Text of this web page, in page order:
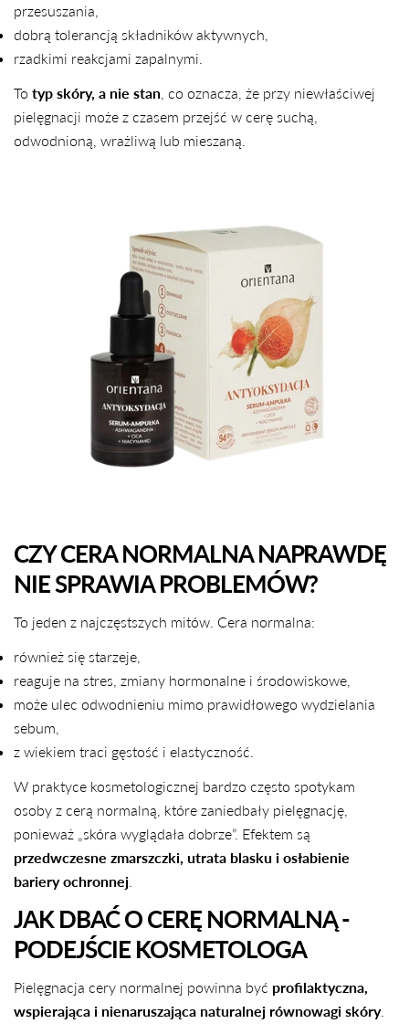
przesuszania,
dobrą tolerancją składników aktywnych,
rzadkimi reakcjami zapalnymi.
To typ skóry, a nie stan , co oznacza, że przy niewłaściwej
pielęgnacji może z czasem przejść w cerę suchą,
odwodnioną, wrażliwą lub mieszaną.
CZY CERA NORMALNA NAPRAWDĘ
NIE SPRAWIA PROBLEMÓW?
To jeden z najczęstszych mitów. Cera normalna:
również się starzeje,
reaguje na stres, zmiany hormonalne i środowiskowe,
może ulec odwodnieniu mimo prawidłowego wydzielania
sebum,
z wiekiem traci gęstość i elastyczność.
W praktyce kosmetologicznej bardzo często spotykam
osoby z cerą normalną, które zaniedbały pielęgnację,
ponieważ „skóra wyglądała dobrze”. Efektem są
przedwczesne zmarszczki, utrata blasku i osłabienie
bariery ochronnej
JAK DBAĆ O CERĘ NORMALNĄ -
PODEJŚCIE KOSMETOLOGA
Pielęgnacja cery normalnej powinna być profilaktyczna,
wspierająca i nienaruszająca naturalnej równowagi skóry.